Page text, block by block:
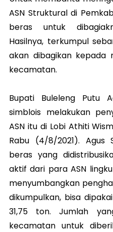
ASN Struktural di
beras untuk
Hasilnya, terkumpul
akan dibagikan kepada
kecamatan.
Bupati Buleleng Putu
simblois melakukan
ASN itu di Lobi Athiti
Rabu (4/8/2021). Agus
beras yang
aktif dari para ASN
menyumbangkan
dikumpulkan, bisa
31,75 ton. Jumlah
kecamatan untuk